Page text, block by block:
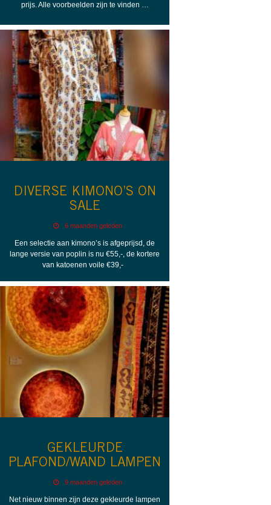
prijs. Alle voorbeelden zijn te vinden …
DIVERSE KIMONO’S ON
SALE
6 maanden geleden
Een selectie aan kimono’s is afgeprijsd, de
lange versie van poplin is nu €55,-, de kortere
van katoenen voile €39,-
GEKLEURDE
PLAFOND/WAND LAMPEN
9 maanden geleden
Net nieuw binnen zijn deze gekleurde lampen